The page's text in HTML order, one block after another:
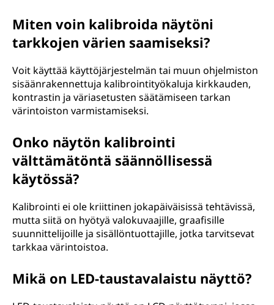
Miten voin kalibroida näytöni
tarkkojen värien saamiseksi?
Voit käyttää käyttöjärjestelmän tai muun ohjelmiston
sisäänrakennettuja kalibrointityökaluja kirkkauden,
kontrastin ja väriasetusten säätämiseen tarkan
värintoiston varmistamiseksi.
Onko näytön kalibrointi
välttämätöntä säännöllisessä
käytössä?
Kalibrointi ei ole kriittinen jokapäiväisissä tehtävissä,
mutta siitä on hyötyä valokuvaajille, graafisille
suunnittelijoille ja sisällöntuottajille, jotka tarvitsevat
tarkkaa värintoistoa.
Mikä on LED-taustavalaistu näyttö?